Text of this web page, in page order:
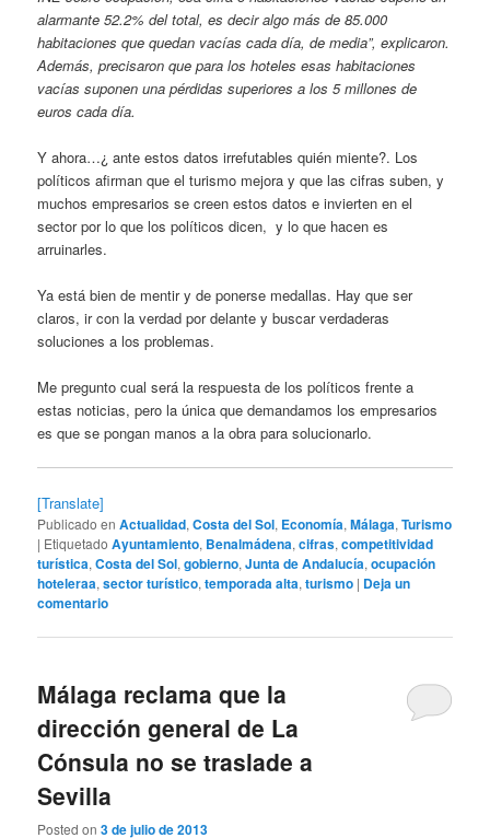
alarmante 52.2% del total, es decir algo más de 85.000
habitaciones que quedan vacías cada día, de media”, explicaron.
Además, precisaron que para los hoteles esas habitaciones
vacías suponen una pérdidas superiores a los 5 millones de
euros cada día.
Y ahora…¿ ante estos datos irrefutables quién miente?. Los
políticos afirman que el turismo mejora y que las cifras suben, y
muchos empresarios se creen estos datos e invierten en el
sector por lo que los políticos dicen, y lo que hacen es
arruinarles.
Ya está bien de mentir y de ponerse medallas. Hay que ser
claros, ir con la verdad por delante y buscar verdaderas
soluciones a los problemas.
Me pregunto cual será la respuesta de los políticos frente a
estas noticias, pero la única que demandamos los empresarios
es que se pongan manos a la obra para solucionarlo.
[Translate]
Publicado en Actualidad,Costa del Sol, Economía,Málaga,Turismo
| Etiquetado Ayuntamiento, Benalmádena,cifras,competitividad
turística,Costa del Sol,gobierno,Junta de Andalucía,ocupación
hoteleraa,sector turístico,temporada alta,turismo | Deja un
comentario
Málaga reclama que la
dirección general de La
Cónsula no se traslade a
Sevilla
Posted on3 de julio de 2013